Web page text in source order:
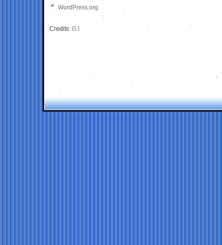
WordPress.org
Credits: G.I